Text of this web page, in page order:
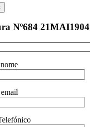
Nº684 21MAI1904